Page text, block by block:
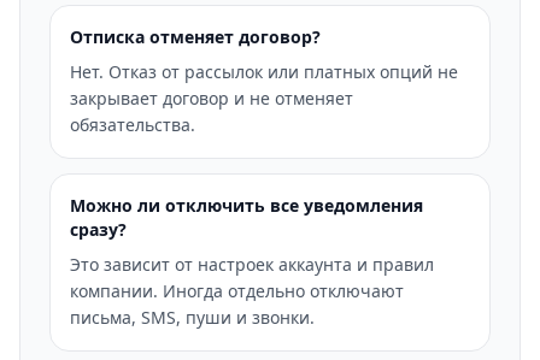
Отписка отменяет договор?
Нет. Отказ от рассылок или платных опций не
закрывает договор и не отменяет
обязательства.
Можно ли отключить все уведомления
сразу?
Это зависит от настроек аккаунта и правил
компании. Иногда отдельно отключают
письма, SMS, пуши и звонки.